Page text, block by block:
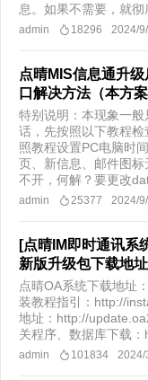
息。如果不需要，就彻
admin 18296 2024/
点晴MIS信息通升
口解决方法（本方
特别说明：本现象一
话，先按照以下教程
照教程设置PC电脑时
页、新信息、邮件图
不开，何解？要更改
admin 25377 2024/
[点晴IM即时通讯系
新版升级包下载地
点晴OA系统下载地址
装教程指引：http://
地址：http://
关程序、数据库下载
admin 101834 2024/